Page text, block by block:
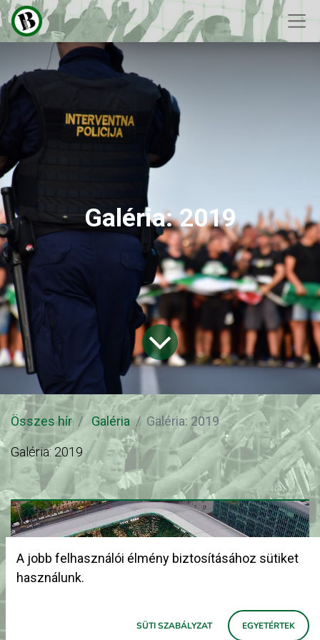
Galéria: 2019
Összes hír Galéria Galéria: 2019
Galéria: 2019
A jobb felhasználói élmény biztosításához sütiket
használunk.
SÜTI SZABÁLYZAT EGYETÉRTEK